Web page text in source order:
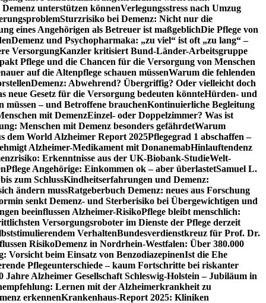
unterstützen könnenVerlegungsstress nach Umzug
Sturzrisiko bei Demenz: Nicht nur die
eines Angehörigen als Betreuer ist maßgeblichDie Pflege von
Demenz und Psychopharmaka: „zu viel“ ist oft „zu lang“ –
VersorgungKanzler kritisiert Bund-Länder-Arbeitsgruppe
Pflege und die Chancen für die Versorgung von Menschen
auf die Altenpflege schauen müssenWarum die fehlenden
Demenz: Abwehrend? Übergriffig? Oder vielleicht doch
neue Gesetz für die Versorgung bedeuten könnteHürden- und
– und Betroffene brauchenKontinuierliche Begleitung
mit DemenzEinzel- oder Doppelzimmer? Was ist
Menschen mit Demenz besonders gefährdetWarum
dem World Alzheimer Report 2025Pflegegrad 1 abschaffen –
Alzheimer-Medikament mit DonanemabHinlauftendenz
Erkenntnisse aus der UK-Biobank-StudieWelt-
Pflege Angehörige: Einkommen ok – aber überlastetSamuel L.
zum SchlussKindheitserfahrungen und Demenz:
ändern mussRatgeberbuch Demenz: neues aus Forschung
senkt Demenz- und Sterberisiko bei Übergewichtigen und
beeinflussen Alzheimer-RisikoPflege bleibt menschlich:
Versorgungsroboter im Dienste der Pflege derzeit
VerhaltenBundesverdienstkreuz für Prof. Dr.
RisikoDemenz in Nordrhein-Westfalen: Über 380.000
Vorsicht beim Einsatz von BenzodiazepinenIst die Ehe
Pflegeunterschiede – kaum Fortschritte bei riskanter
Jahre Alzheimer Gesellschaft Schleswig-Holstein – Jubiläum in
Lernen mit der Alzheimerkrankheit zu
erkennenKrankenhaus-Report 2025: Kliniken